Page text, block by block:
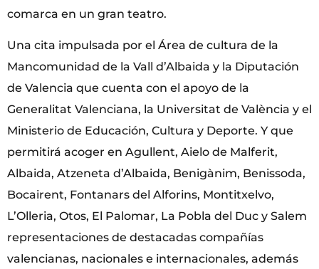
comarca en un gran teatro.
Una cita impulsada por el Área de cultura de la
Mancomunidad de la Vall d’Albaida y la Diputación
de Valencia que cuenta con el apoyo de la
Generalitat Valenciana, la Universitat de València y el
Ministerio de Educación, Cultura y Deporte. Y que
permitirá acoger en Agullent, Aielo de Malferit,
Albaida, Atzeneta d’Albaida, Benigànim, Benissoda,
Bocairent, Fontanars del Alforins, Montitxelvo,
L’Olleria, Otos, El Palomar, La Pobla del Duc y Salem
representaciones de destacadas compañías
valencianas, nacionales e internacionales, además